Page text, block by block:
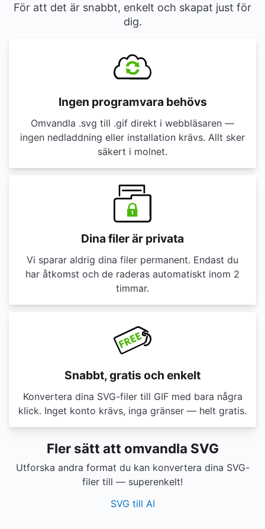
För att det är snabbt, enkelt och skapat just för
dig.
Ingen programvara behövs
Omvandla .svg till .gif direkt i webbläsaren —
ingen nedladdning eller installation krävs. Allt sker
säkert i molnet.
Dina filer är privata
Vi sparar aldrig dina filer permanent. Endast du
har åtkomst och de raderas automatiskt inom 2
timmar.
Snabbt, gratis och enkelt
Konvertera dina SVG-filer till GIF med bara några
klick. Inget konto krävs, inga gränser — helt gratis.
Fler sätt att omvandla SVG
Utforska andra format du kan konvertera dina SVG-
filer till — superenkelt!
SVG till AI